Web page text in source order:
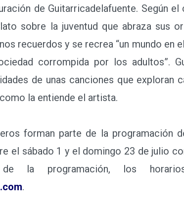
de Guitarricadelafuente. Según
sobre la juventud que abraza sus
recuerdos y se recrea “un mundo en
corrompida por los adultos”.
de unas canciones que exploran
la entiende el artista.
forman parte de la programación
el sábado 1 y el domingo 23 de julio
de la programación, los
.